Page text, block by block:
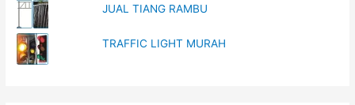
JUAL TIANG RAMBU
TRAFFIC LIGHT MURAH